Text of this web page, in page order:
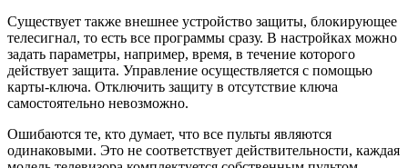
Существует также внешнее устройство защиты, блокирующее
телесигнал, то есть все программы сразу. В настройках можно
задать параметры, например, время, в течение которого
действует защита. Управление осуществляется с помощью
карты-ключа. Отключить защиту в отсутствие ключа
самостоятельно невозможно.
Ошибаются те, кто думает, что все пульты являются
одинаковыми. Это не соответствует действительности, каждая